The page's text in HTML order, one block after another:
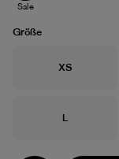
Sale
Größe
Größe
XS
Größe
L